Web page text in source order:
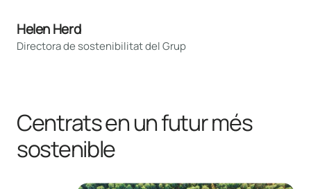
Helen Herd
Directora de sostenibilitat del Grup
Centrats en un futur més
sostenible